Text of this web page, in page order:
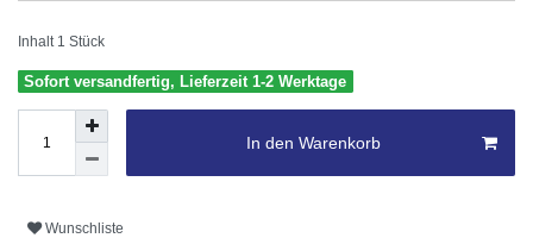
Inhalt 1 Stück
Sofort versandfertig, Lieferzeit 1-2 Werktage
In den Warenkorb
Wunschliste